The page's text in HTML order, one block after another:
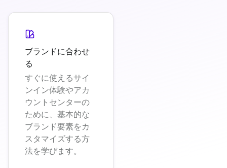
ブランドに合わせ
る
すぐに使えるサイ
ンイン体験やアカ
ウントセンターの
ために、基本的な
ブランド要素をカ
スタマイズする方
法を学びます。